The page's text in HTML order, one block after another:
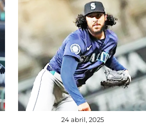
24 abril, 2025